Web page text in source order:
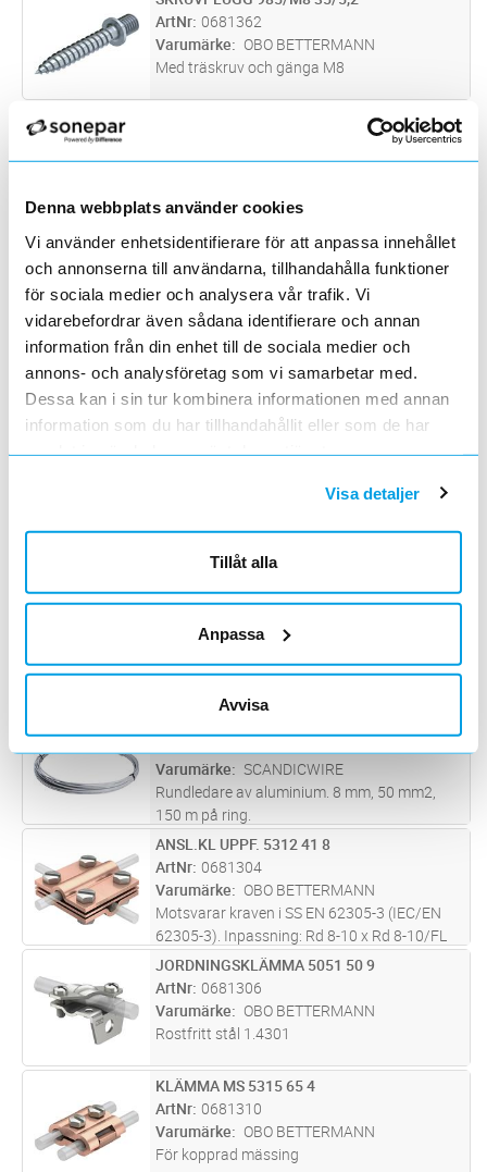
Denna webbplats använder cookies
Vi använder enhetsidentifierare för att anpassa innehållet
och annonserna till användarna, tillhandahålla funktioner
för sociala medier och analysera vår trafik. Vi
vidarebefordrar även sådana identifierare och annan
information från din enhet till de sociala medier och
annons- och analysföretag som vi samarbetar med.
Dessa kan i sin tur kombinera informationen med annan
information som du har tillhandahållit eller som de har
samlat in när du har använt deras tjänster.
Visa detaljer
Tillåt alla
Anpassa
Avvisa
ST
ArtNr 0681362
Varumärke
OBO BETTERMANN
Med träskruv och gänga M8
Varumärke OBO BETTERMANN
62305-3). Inpassning: Rd 8-10 x Rd 16/FL 30
med mellanplatta. Monteras med 4
sexkantsskruvar M8 x 25 och 4
sexkantsmuttrar M8
ST Lägg i kundvagn
NOCKKRAMLA 132/U
ArtNr 0681511
Varumärke
OBO BETTERMANN
För rundledare Rd 8. Spännområde 280-380
mm. Rostfritt stål 1.4301
M Lägg i kundvagn
ArtNr 0680170
Varumärke SCANDICWIRE
Rundledare av stål. Förzinkad. 8 mm, 50 mm2,
100 m på ring.
Lägg i kundvagn
Varumärke SCANDICWIRE
Rundledare av stål. Förzinkad. 10 mm, 78
mm2, 80 m på ring.
M Lägg i kundvagn
TRÅD ROSTFRI 78 MM2 50 M
0680173
Varumärke
SCANDICWIRE
Rundledare av rostfritt stål. 10 mm, 78 mm2,
50 m på ring.
M Lägg i kundvagn
Varumärke
SCANDICWIRE
Rundledare av aluminium. 8 mm, 50 mm2,
150 m på ring.
ST Lägg i kundvagn
ANSL.KL UPPF. 5312 41 8
ArtNr 0681304
Varumärke
OBO BETTERMANN
Motsvarar kraven i SS EN 62305-3 (IEC/EN
62305-3). Inpassning: Rd 8-10 x Rd 8-10/FL
30 med mellanplatta och monteras med 4
sexkantsskruvar M8 x 25 och 4
sexkantsmuttrar M8
ST Lägg i kundvagn
JORDNINGSKLÄMMA 5051 50 9
ArtNr 0681306
Varumärke
OBO BETTERMANN
Rostfritt stål 1.4301
ST Lägg i kundvagn
KLÄMMA MS 5315 65 4
ArtNr 0681310
Varumärke
OBO BETTERMANN
För kopprad mässing